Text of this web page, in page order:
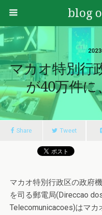
blog
マカオ特別行
が40万件に
Share Tweet
マカオ特別行政区の政府
を司る郵電局(Direccao
Telecomunicacoes)はマ